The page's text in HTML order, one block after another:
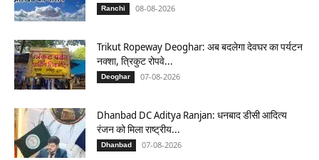
Ranchi 08-08-2026
Trikut Ropeway Deoghar: अब बदलेगा देवघर का पर्यटन
नक्शा, त्रिकुट रोपवे...
Deoghar 07-08-2026
Dhanbad DC Aditya Ranjan: धनबाद डीसी आदित्य
रंजन को मिला राष्ट्रीय...
Dhanbad 07-08-2026